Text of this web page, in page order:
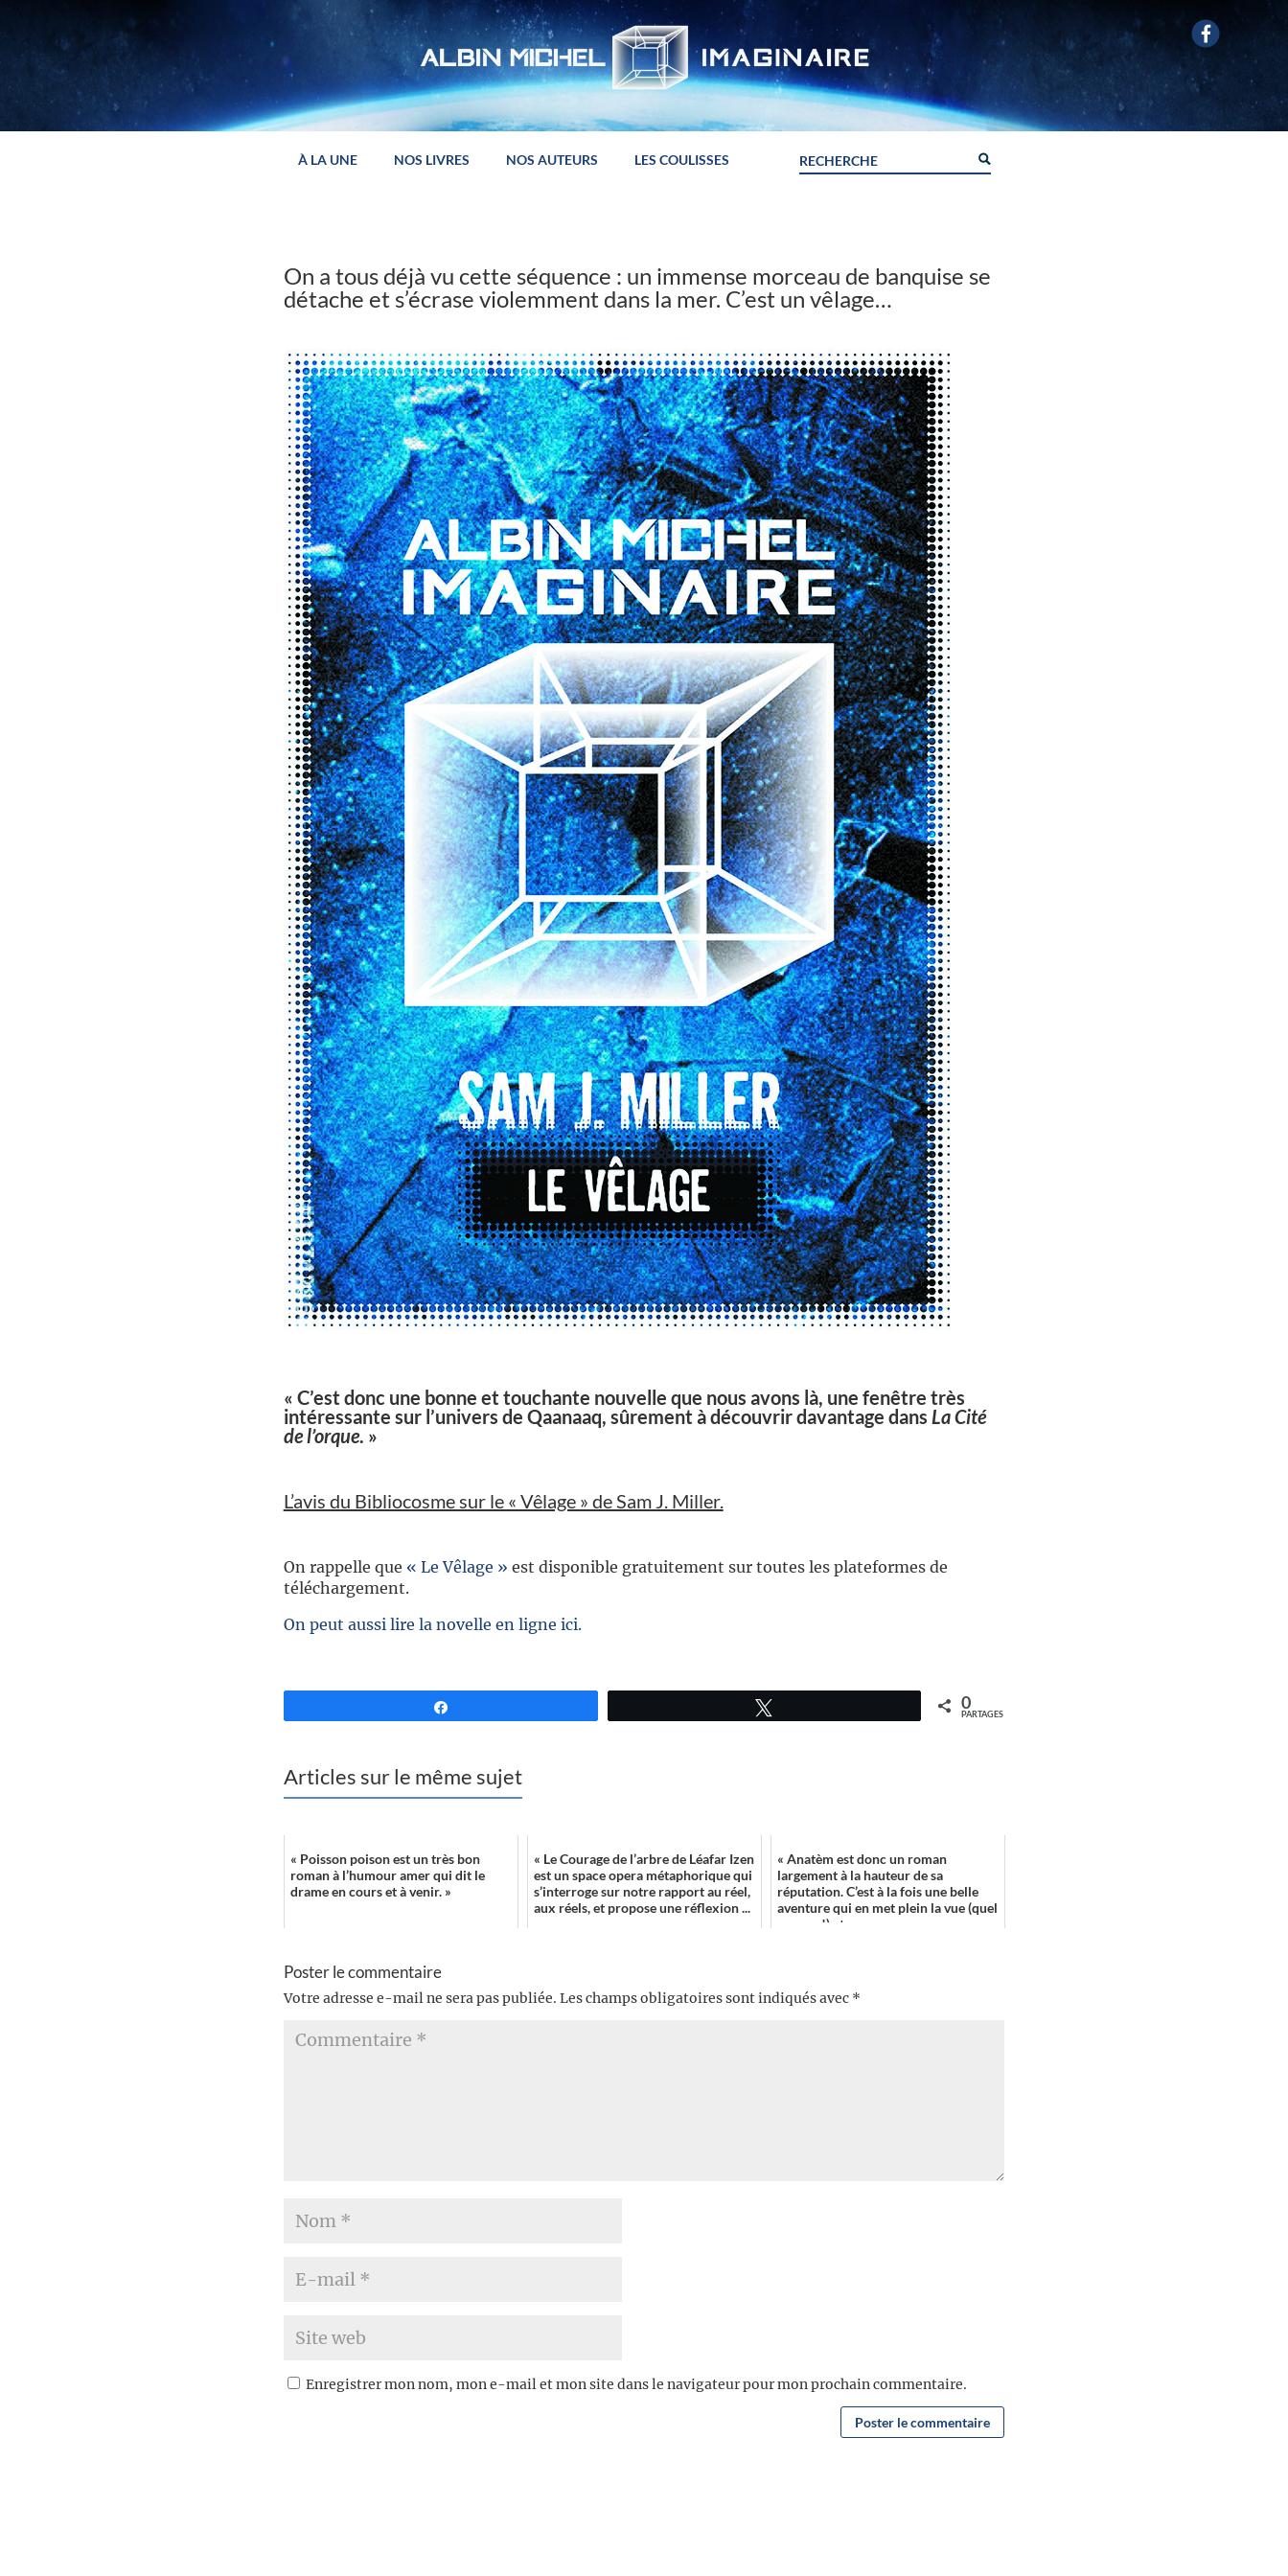
À LA UNE NOS LIVRES NOS AUTEURS LES COULISSES
On a tous déjà vu cette séquence : un immense morceau de banquise se
détache et s’écrase violemment dans la mer. C’est un vêlage…
« C’est donc une bonne et touchante nouvelle que nous avons là, une fenêtre très
intéressante sur l’univers de Qaanaaq, sûrement à découvrir davantage dans La Cité
de l’orque. »
L’avis du Bibliocosme sur le « Vêlage » de Sam J. Miller.
On rappelle que « Le Vêlage » est disponible gratuitement sur toutes les plateformes de
téléchargement.
On peut aussi lire la novelle en ligne ici.
0
PARTAGES
Articles sur le même sujet
« Poisson poison est un très bon
roman à l’humour amer qui dit le
drame en cours et à venir. »
« Le Courage de l’arbre de Léafar Izen
est un space opera métaphorique qui
s’interroge sur notre rapport au réel,
aux réels, et propose une réflexion ...
« Anatèm est donc un roman
largement à la hauteur de sa
réputation. C’est à la fois une belle
aventure qui en met plein la vue (quel
voyage !) et une ...
Poster le commentaire
Votre adresse e-mail ne sera pas publiée. Les champs obligatoires sont indiqués avec *
Enregistrer mon nom, mon e-mail et mon site dans le navigateur pour mon prochain commentaire.